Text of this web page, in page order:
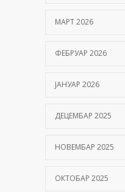
МАРТ 2026
ФЕБРУАР 2026
ЈАНУАР 2026
ДЕЦЕМБАР 2025
НОВЕМБАР 2025
ОКТОБАР 2025